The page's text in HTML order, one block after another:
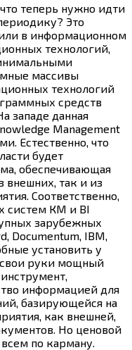
теперь нужно идти
Это
в информационном
технологий,
массивы
технологий
средств
западе данная
Management
Естественно, что
будет
обеспечивающая
внешних, так и из
Соответственно,
систем КМ и BI
зарубежных
Documentum, IBM,
установить у
свои руки мощный
информацией для
базирующейся на
как внешней,
Но ценовой
по карману.